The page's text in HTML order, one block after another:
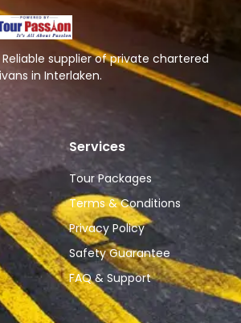
supplier of private chartered
in Interlaken.
Services
Tour Packages
Terms & Conditions
Privacy Policy
Safety Guarantee
FAQ & Support